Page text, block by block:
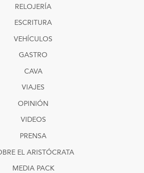
RELOJERÍA
ESCRITURA
VEHÍCULOS
GASTRO
CAVA
VIAJES
OPINIÓN
VIDEOS
PRENSA
EL ARISTÓCRATA
MEDIA PACK